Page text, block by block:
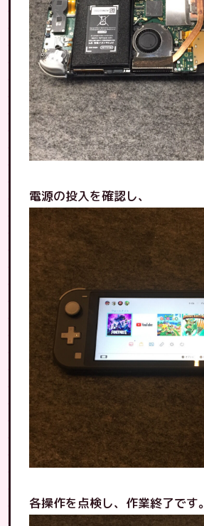
電源の投入を確認し、
各操作を点検し、作業終了です。